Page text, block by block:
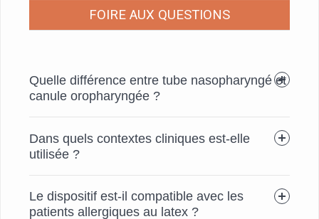
FOIRE AUX QUESTIONS
Quelle différence entre tube nasopharyngé et
canule oropharyngée ?
Dans quels contextes cliniques est-elle
utilisée ?
Le dispositif est-il compatible avec les
patients allergiques au latex ?